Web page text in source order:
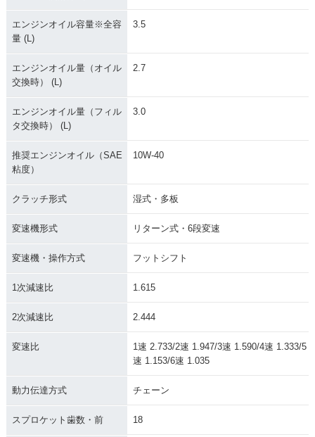
エンジンオイル容量※全容
量 (L)
3.5
エンジンオイル量（オイル
交換時） (L)
2.7
エンジンオイル量（フィル
タ交換時） (L)
3.0
推奨エンジンオイル（SAE
粘度）
10W-40
クラッチ形式 湿式・多板
変速機形式 リターン式・6段変速
変速機・操作方式 フットシフト
1次減速比 1.615
2次減速比 2.444
変速比
1速 2.733/2速 1.947/3速 1.590/4速 1.333/5
速 1.153/6速 1.035
動力伝達方式 チェーン
スプロケット歯数・前 18